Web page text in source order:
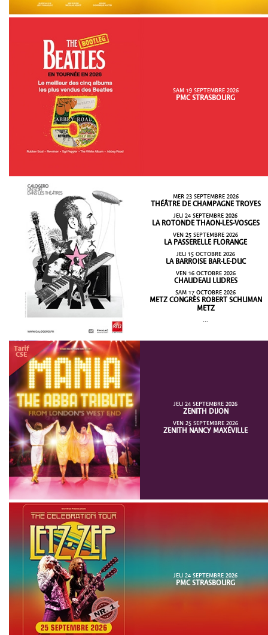
SAM 19 SEPTEMBRE 2026
PMC STRASBOURG
MER 23 SEPTEMBRE 2026
THÉÂTRE DE CHAMPAGNE TROYES
JEU 24 SEPTEMBRE 2026
LA ROTONDE THAON-LES-VOSGES
VEN 25 SEPTEMBRE 2026
LA PASSERELLE FLORANGE
JEU 15 OCTOBRE 2026
LA BARROISE BAR-LE-DUC
VEN 16 OCTOBRE 2026
CHAUDEAU LUDRES
SAM 17 OCTOBRE 2026
METZ CONGRÈS ROBERT SCHUMAN
METZ
JEU 24 SEPTEMBRE 2026
ZENITH DIJON
VEN 25 SEPTEMBRE 2026
ZENITH NANCY MAXÉVILLE
JEU 24 SEPTEMBRE 2026
PMC STRASBOURG